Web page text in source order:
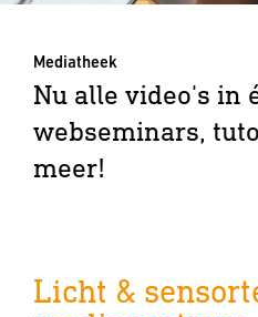
Mediatheek
Nu alle video's in
webseminars,
meer!
Licht &